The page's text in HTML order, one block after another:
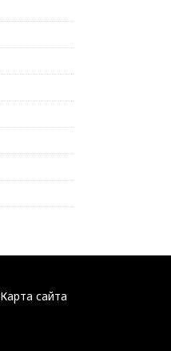
Карта сайта